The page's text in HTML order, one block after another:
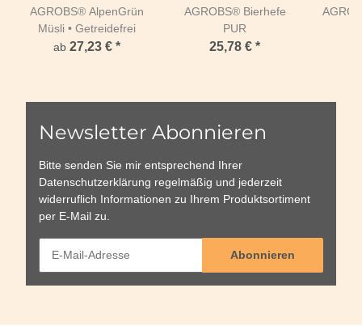
AGROBS® AlpenGrün
Müsli • Getreidefrei
ab 27,23 € *
AGROBS® Bierhefe
PUR
25,78 € *
Newsletter Abonnieren
Bitte senden Sie mir entsprechend Ihrer
Datenschutzerklärung regelmäßig und jederzeit
widerruflich Informationen zu Ihrem Produktsortiment
per E-Mail zu.
Abonnieren